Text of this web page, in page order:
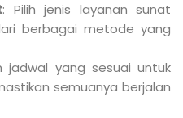
: Pilih jenis layanan sunat
berbagai metode yang
jadwal yang sesuai untuk
semuanya berjalan